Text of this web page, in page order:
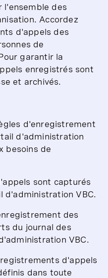
des
Accordez
d'appels des
de
garantir la
enregistrés sont
et archivés.
d'enregistrement
d'administration
besoins de
sont capturés
d'administration VBC.
des
du journal des
VBC.
d'appels
dans toute